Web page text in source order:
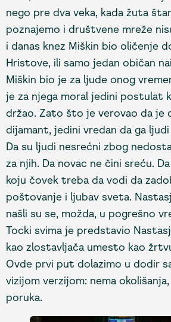
nego pre dva veka, kada žuta
poznajemo i društvene mreže
i danas knez Miškin bio oličenje
Hristove, ili samo jedan običan
Miškin bio je za ljude onog
je za njega moral jedini postulat
držao. Zato što je verovao da je
dijamant, jedini vredan da ga
Da su ljudi nesrećni zbog
za njih. Da novac ne čini sreću.
koju čovek treba da vodi da
poštovanje i ljubav sveta.
našli su se, možda, u pogrešno
Tocki svima je predstavio
kao zlostavljača umesto kao
Ovde prvi put dolazimo u dodir
vizijom verzijom: nema
poruka.